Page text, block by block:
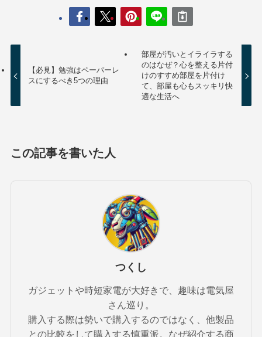
【必見】勉強はペーパーレ
スにするべき5つの理由
部屋が汚いとイライラする
のはなぜ？心を整える片付
けのすすめ部屋を片付け
て、部屋も心もスッキリ快
適な生活へ
この記事を書いた人
つくし
ガジェットや時短家電が大好きで、趣味は電気屋
さん巡り。
購入する際は勢いで購入するのではなく、他製品
との比較をして購入する慎重派。なぜ紹介する商